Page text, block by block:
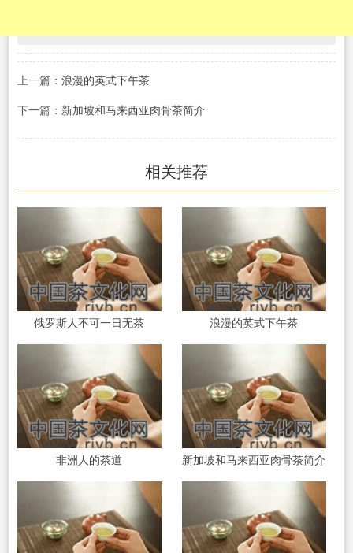
上一篇： 浪漫的英式下午茶
下一篇： 新加坡和马来西亚肉骨茶简介
相关推荐
俄罗斯人不可一日无茶 浪漫的英式下午茶
非洲人的茶道 新加坡和马来西亚肉骨茶简介